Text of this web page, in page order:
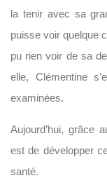
la tenir avec sa
puisse voir quelque
pu rien voir de sa
elle, Clémentine
examinées.
Aujourd’hui, grâce
est de développer
santé.